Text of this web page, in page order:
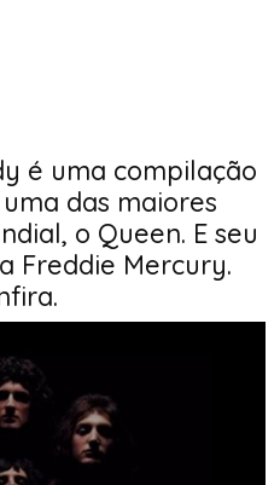
é uma compilação
das maiores
o Queen. E seu
Freddie Mercury.